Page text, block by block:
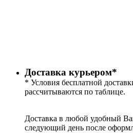
Доставка курьером*
* Условия бесплатной
рассчитываются по таблице.
Доставка в любой удобный
следующий день после